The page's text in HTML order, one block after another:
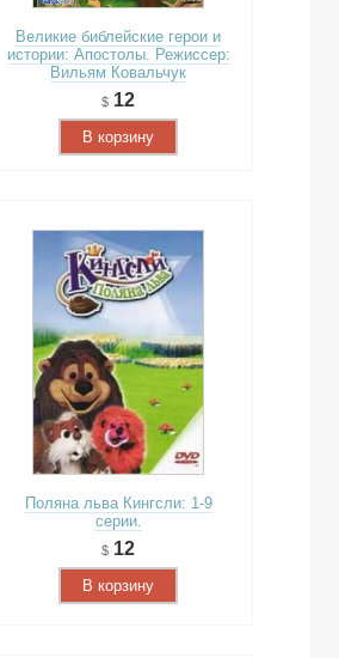
Великие библейские герои и
истории: Апостолы. Режиссер:
Вильям Ковальчук
12
В корзину
Поляна льва Кингсли: 1-9
серии.
12
В корзину